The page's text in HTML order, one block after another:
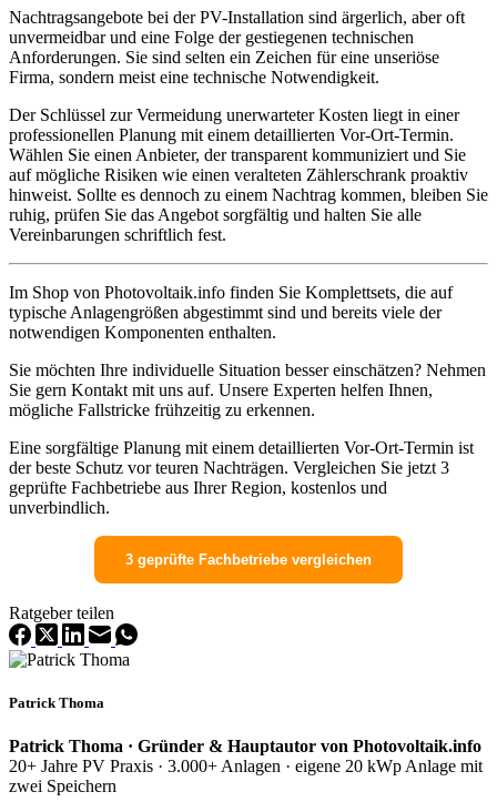
Nachtragsangebote bei der PV-Installation sind ärgerlich, aber oft
unvermeidbar und eine Folge der gestiegenen technischen
Anforderungen. Sie sind selten ein Zeichen für eine unseriöse
Firma, sondern meist eine technische Notwendigkeit.
Der Schlüssel zur Vermeidung unerwarteter Kosten liegt in einer
professionellen Planung mit einem detaillierten Vor-Ort-Termin.
Wählen Sie einen Anbieter, der transparent kommuniziert und Sie
auf mögliche Risiken wie einen veralteten Zählerschrank proaktiv
hinweist. Sollte es dennoch zu einem Nachtrag kommen, bleiben Sie
ruhig, prüfen Sie das Angebot sorgfältig und halten Sie alle
Vereinbarungen schriftlich fest.
Im Shop von Photovoltaik.info finden Sie Komplettsets, die auf
typische Anlagengrößen abgestimmt sind und bereits viele der
notwendigen Komponenten enthalten.
Sie möchten Ihre individuelle Situation besser einschätzen? Nehmen
Sie gern Kontakt mit uns auf. Unsere Experten helfen Ihnen,
mögliche Fallstricke frühzeitig zu erkennen.
Eine sorgfältige Planung mit einem detaillierten Vor-Ort-Termin ist
der beste Schutz vor teuren Nachträgen. Vergleichen Sie jetzt 3
geprüfte Fachbetriebe aus Ihrer Region, kostenlos und
unverbindlich.
3 geprüfte Fachbetriebe vergleichen
Ratgeber teilen
Patrick Thoma
Patrick Thoma · Gründer & Hauptautor von Photovoltaik.info
20+ Jahre PV Praxis · 3.000+ Anlagen · eigene 20 kWp Anlage mit
zwei Speichern